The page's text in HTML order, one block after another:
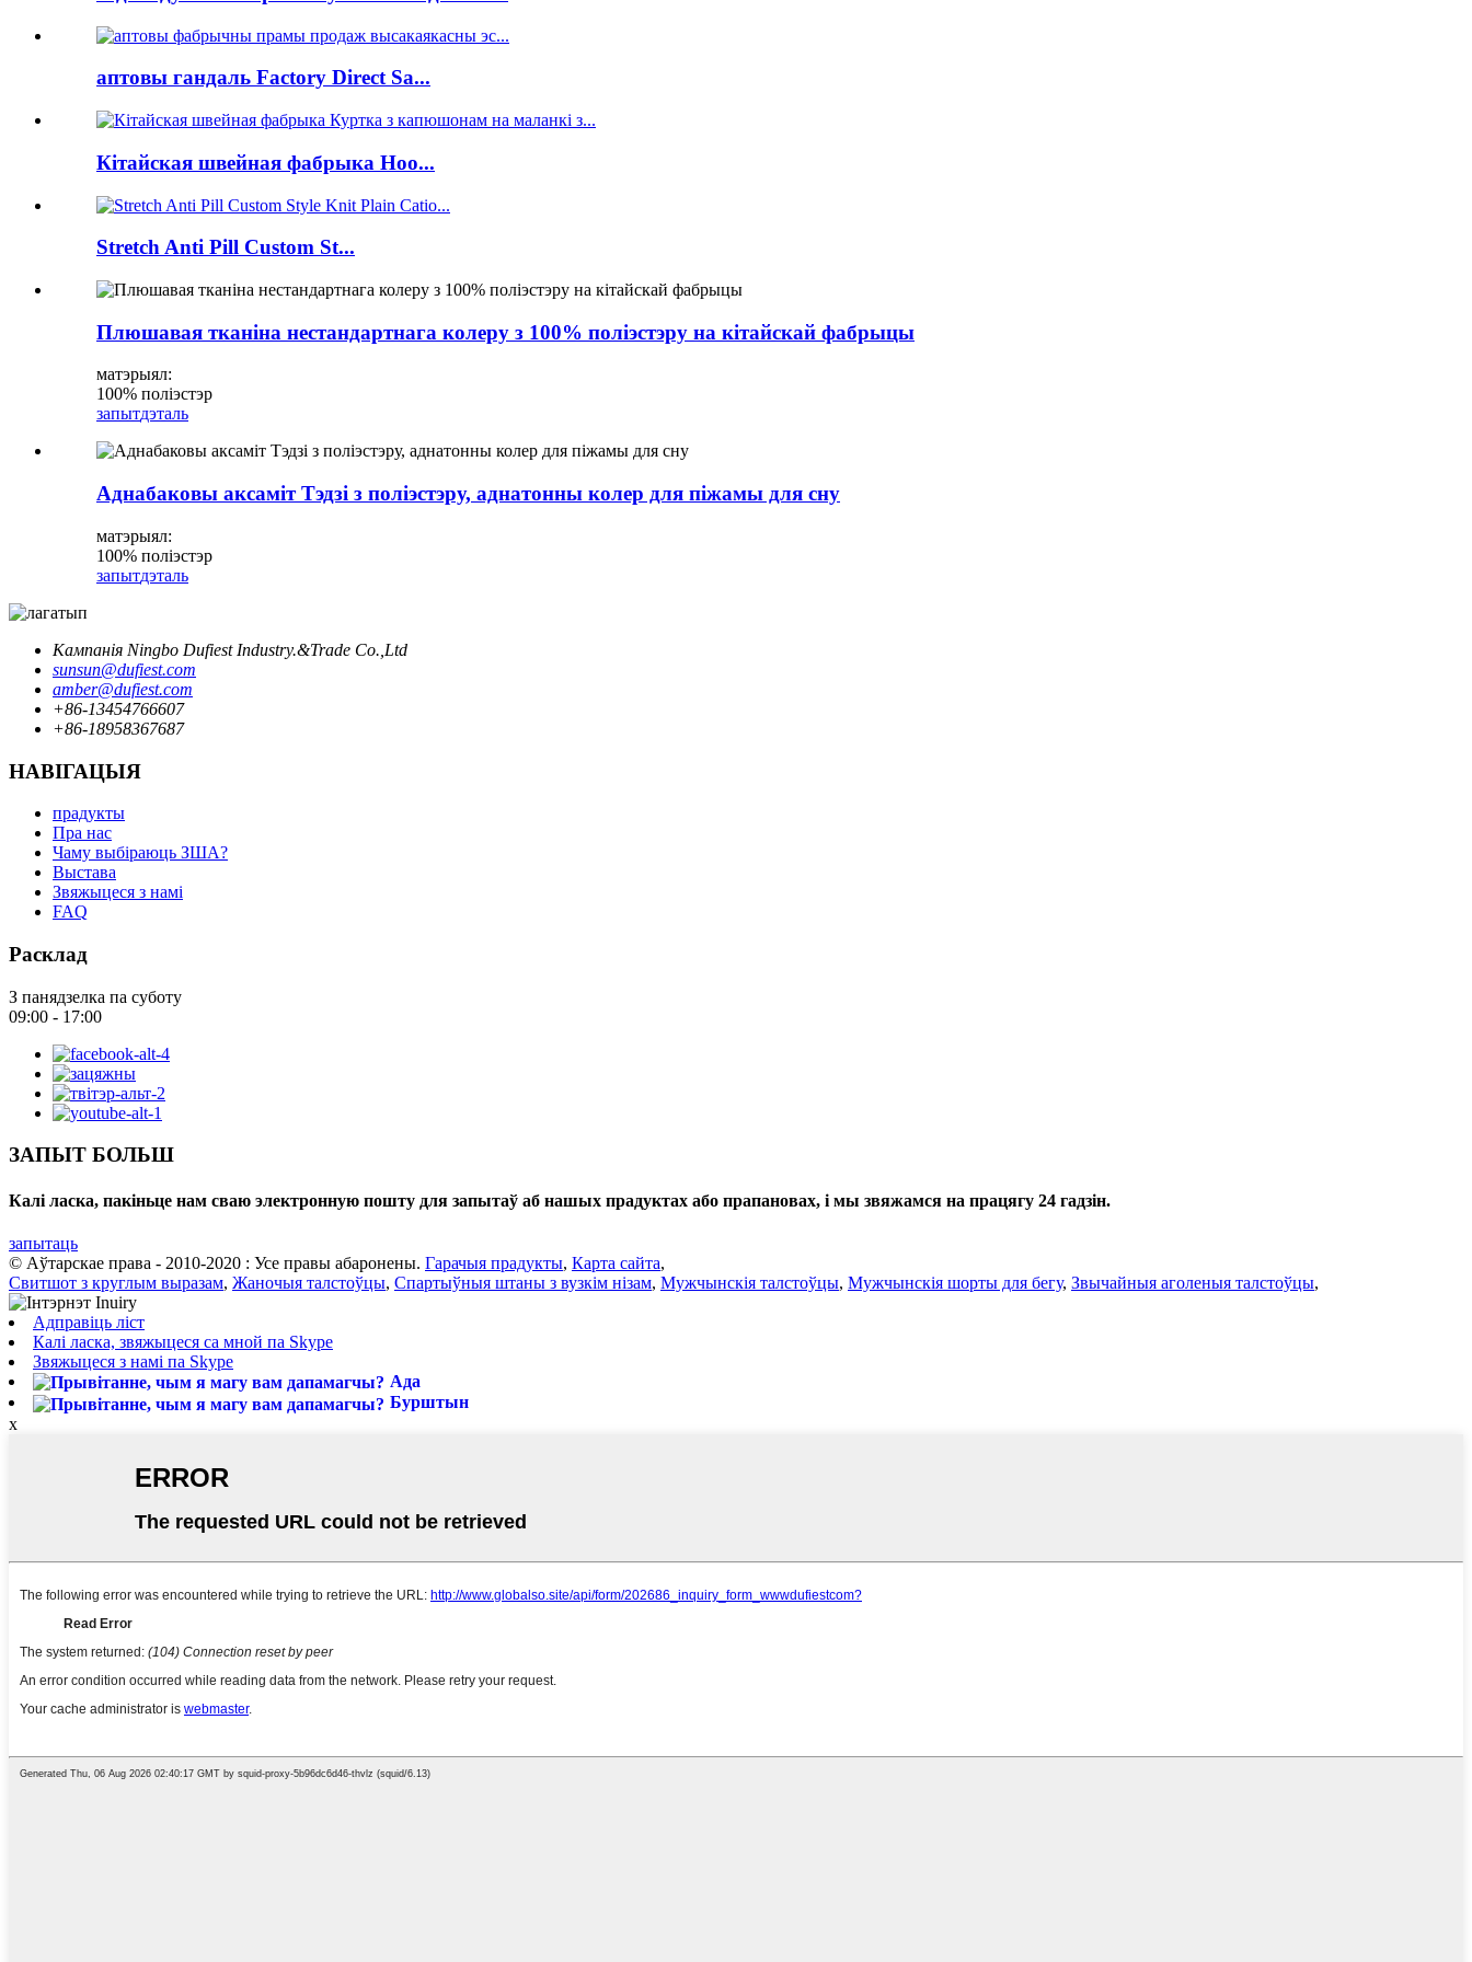
аптовы гандаль Factory Direct Sa...
Кітайская швейная фабрыка Hoo...
Stretch Anti Pill Custom St...
Плюшавая тканіна нестандартнага колеру з 100% поліэстэру на кітайскай фабрыцы
матэрыял:
100% поліэстэр
запытдэталь
Аднабаковы аксаміт Тэдзі з поліэстэру, аднатонны колер для піжамы для сну
матэрыял:
100% поліэстэр
запытдэталь
Кампанія Ningbo Dufiest Industry.&Trade Co.,Ltd
sunsun@dufiest.com
amber@dufiest.com
+86-13454766607
+86-18958367687
НАВІГАЦЫЯ
прадукты
Пра нас
Чаму выбіраюць ЗША?
Выстава
Звяжыцеся з намі
FAQ
Расклад
З панядзелка па суботу
09:00 - 17:00
ЗАПЫТ БОЛЬШ
Калі ласка, пакіньце нам сваю электронную пошту для запытаў аб нашых прадуктах або прапановах, і мы звяжамся на працягу 24 гадзін.
запытаць
© Аўтарскае права - 2010-2020 : Усе правы абаронены. Гарачыя прадукты, Карта сайта,
Свитшот з круглым выразам, Жаночыя талстоўцы, Спартыўныя штаны з вузкім нізам, Мужчынскія талстоўцы, Мужчынскія шорты для бегу, Звычайныя аголеныя талстоўцы,
Адправіць ліст
Калі ласка, звяжыцеся са мной па Skype
Звяжыцеся з намі па Skype
Ада
Бурштын
x